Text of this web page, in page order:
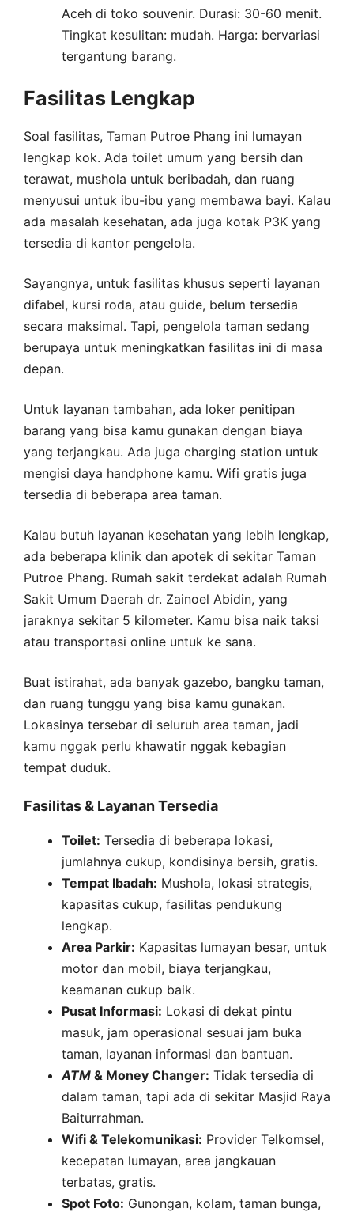
Aceh di toko souvenir. Durasi: 30-60 menit.
Tingkat kesulitan: mudah. Harga: bervariasi
tergantung barang.
Fasilitas Lengkap
Soal fasilitas, Taman Putroe Phang ini lumayan
lengkap kok. Ada toilet umum yang bersih dan
terawat, mushola untuk beribadah, dan ruang
menyusui untuk ibu-ibu yang membawa bayi. Kalau
ada masalah kesehatan, ada juga kotak P3K yang
tersedia di kantor pengelola.
Sayangnya, untuk fasilitas khusus seperti layanan
difabel, kursi roda, atau guide, belum tersedia
secara maksimal. Tapi, pengelola taman sedang
berupaya untuk meningkatkan fasilitas ini di masa
depan.
Untuk layanan tambahan, ada loker penitipan
barang yang bisa kamu gunakan dengan biaya
yang terjangkau. Ada juga charging station untuk
mengisi daya handphone kamu. Wifi gratis juga
tersedia di beberapa area taman.
Kalau butuh layanan kesehatan yang lebih lengkap,
ada beberapa klinik dan apotek di sekitar Taman
Putroe Phang. Rumah sakit terdekat adalah Rumah
Sakit Umum Daerah dr. Zainoel Abidin, yang
jaraknya sekitar 5 kilometer. Kamu bisa naik taksi
atau transportasi online untuk ke sana.
Buat istirahat, ada banyak gazebo, bangku taman,
dan ruang tunggu yang bisa kamu gunakan.
Lokasinya tersebar di seluruh area taman, jadi
kamu nggak perlu khawatir nggak kebagian
tempat duduk.
Fasilitas & Layanan Tersedia
Toilet: Tersedia di beberapa lokasi,
jumlahnya cukup, kondisinya bersih, gratis.
Tempat Ibadah: Mushola, lokasi strategis,
kapasitas cukup, fasilitas pendukung
lengkap.
Area Parkir: Kapasitas lumayan besar, untuk
motor dan mobil, biaya terjangkau,
keamanan cukup baik.
Pusat Informasi: Lokasi di dekat pintu
masuk, jam operasional sesuai jam buka
taman, layanan informasi dan bantuan.
ATM & Money Changer: Tidak tersedia di
dalam taman, tapi ada di sekitar Masjid Raya
Baiturrahman.
Wifi & Telekomunikasi: Provider Telkomsel,
kecepatan lumayan, area jangkauan
terbatas, gratis.
Spot Foto: Gunongan, kolam, taman bunga,